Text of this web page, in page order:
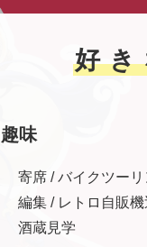
好
趣味
寄席 / バイクツー
編集 / レトロ自販
酒蔵見学